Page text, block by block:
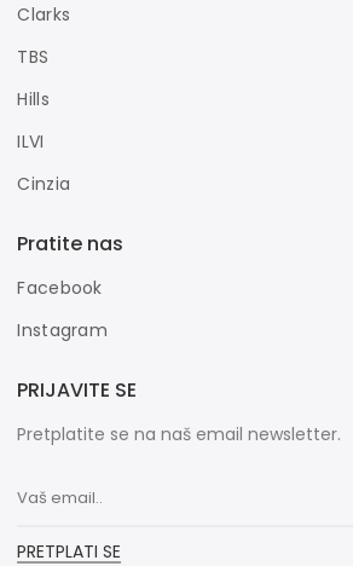
Clarks
TBS
Hills
ILVI
Cinzia
Pratite nas
Facebook
Instagram
PRIJAVITE SE
Pretplatite se na naš email newsletter.